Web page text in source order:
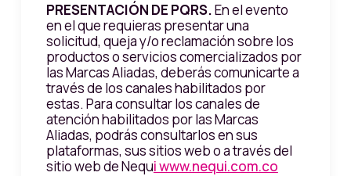
PRESENTACIÓN DE PQRS.En el evento
en el que requieras presentar una
solicitud, queja y/o reclamación sobre los
productos o servicios comercializados por
las Marcas Aliadas, deberás comunicarte a
través de los canales habilitados por
estas. Para consultar los canales de
atención habilitados por las Marcas
Aliadas, podrás consultarlos en sus
plataformas, sus sitios web o a través del
sitio web de Nequi www.nequi.com.co